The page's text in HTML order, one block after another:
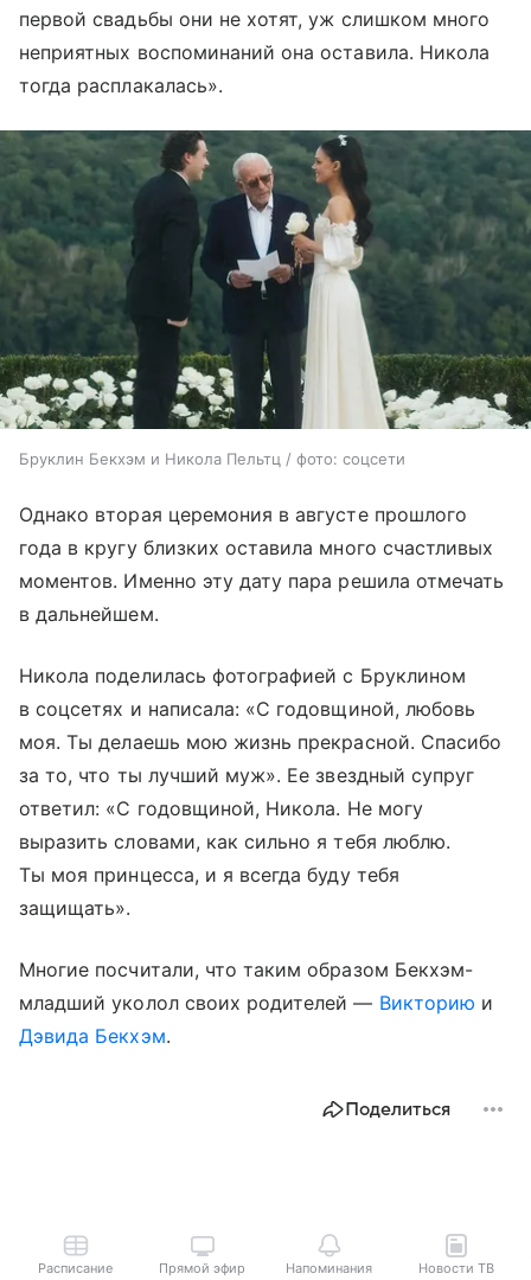
первой свадьбы они не хотят, уж слишком много
неприятных воспоминаний она оставила. Никола
тогда расплакалась».
Бруклин Бекхэм и Никола Пельтц / фото: соцсети
Однако вторая церемония в августе прошлого
года в кругу близких оставила много счастливых
моментов. Именно эту дату пара решила отмечать
в дальнейшем.
Никола поделилась фотографией с Бруклином
в соцсетях и написала: «С годовщиной, любовь
моя. Ты делаешь мою жизнь прекрасной. Спасибо
за то, что ты лучший муж». Ее звездный супруг
ответил: «С годовщиной, Никола. Не могу
выразить словами, как сильно я тебя люблю.
Ты моя принцесса, и я всегда буду тебя
защищать».
Многие посчитали, что таким образом Бекхэм-
младший уколол своих родителей — Викторию и
Дэвида Бекхэм.
Поделиться
Расписание Прямой эфир Напоминания Новости ТВ